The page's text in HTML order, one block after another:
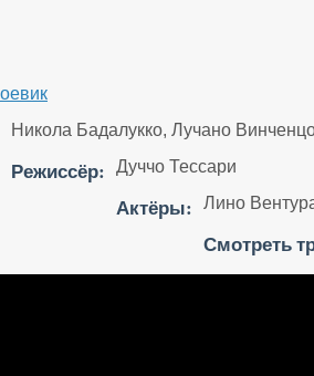
Никола Бадалукко, Лучано
Режиссёр: Дуччо Тессари
Актёры: Лино
Смотреть